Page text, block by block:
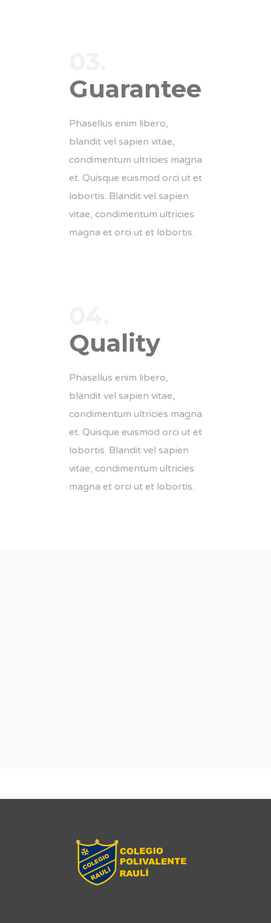
Guarantee
Phasellus enim libero,
blandit vel sapien vitae,
condimentum ultricies magna
et. Quisque euismod orci ut et
lobortis. Blandit vel sapien
vitae, condimentum ultricies
magna et orci ut et lobortis.
Quality
Phasellus enim libero,
blandit vel sapien vitae,
condimentum ultricies magna
et. Quisque euismod orci ut et
lobortis. Blandit vel sapien
vitae, condimentum ultricies
magna et orci ut et lobortis.